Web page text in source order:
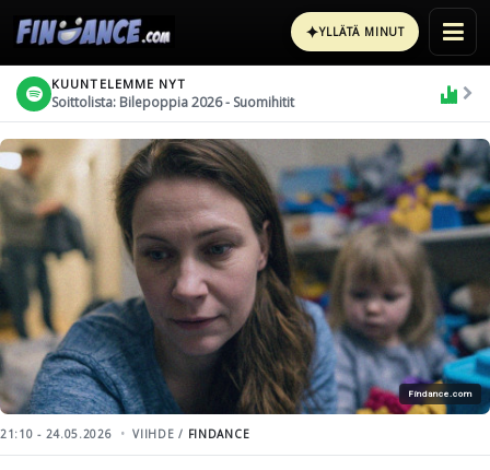
✦YLLÄTÄ MINUT
KUUNTELEMME NYT
Soittolista: Bilepoppia 2026 - Suomihitit
Findance.com
21:10 - 24.05.2026 VIIHDE / FINDANCE